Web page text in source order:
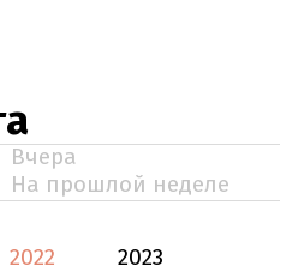
Вчера
На прошлой неделе
2022
2023